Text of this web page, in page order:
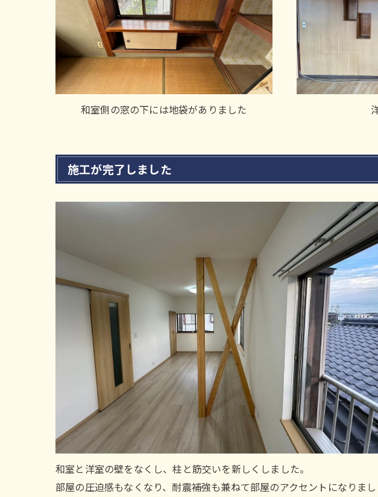
和室側の窓の下には地袋がありました
施工が完了しました
和室と洋室の壁をなくし、柱と筋交いを新しくしました。
部屋の圧迫感もなくなり、耐震補強も兼ねて部屋のアクセントになりまし